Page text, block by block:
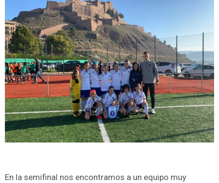
En la semifinal nos encontramos a un equipo muy